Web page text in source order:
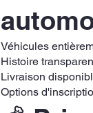
Véhicules
Histoire
Livraison
Options